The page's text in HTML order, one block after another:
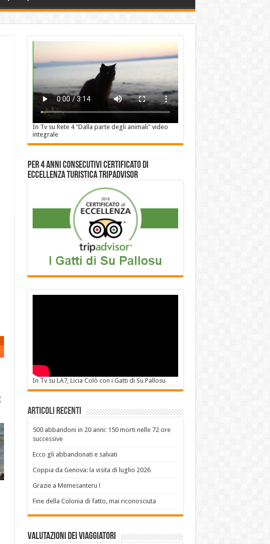
In Tv su Rete 4 "Dalla parte degli animali" video
integrale
Per 4 anni consecutivi Certificato di
Eccellenza Turistica Tripadvisor
In Tv su LA7, Licia Colò con i Gatti di Su Pallosu
Articoli recenti
500 abbandoni in 20 anni: 150 morti nelle 72 ore
successive
Ecco gli abbandonati e salvati
Coppia da Genova: la visita di luglio 2026
Grazie a Memesanteru !
Fine della Colonia di fatto, mai riconosciuta
Valutazioni dei Viaggiatori